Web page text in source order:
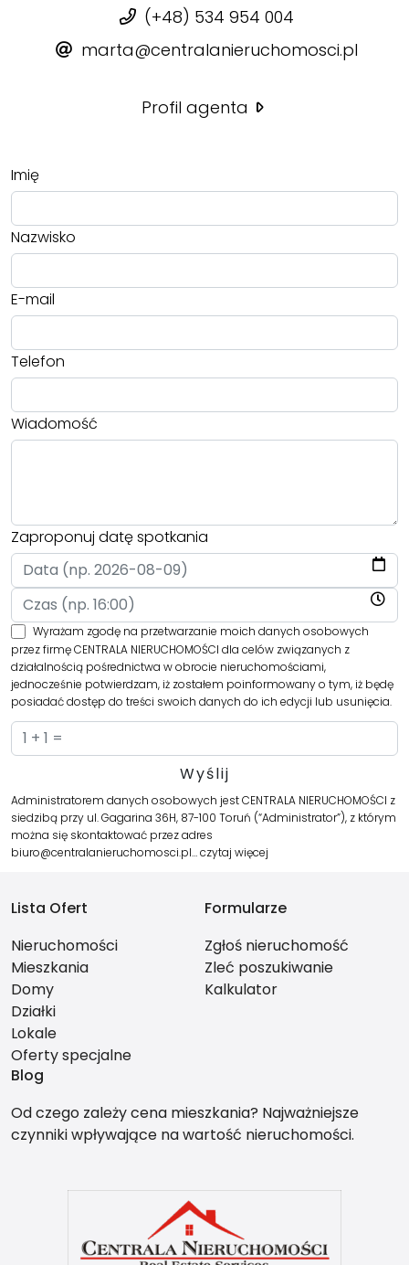
(+48) 534 954 004
marta@centralanieruchomosci.pl
Profil agenta
Imię
Nazwisko
E-mail
Telefon
Wiadomość
Zaproponuj datę spotkania
Wyrażam zgodę na przetwarzanie moich danych osobowych
przez firmę CENTRALA NIERUCHOMOŚCI dla celów związanych z
działalnością pośrednictwa w obrocie nieruchomościami,
jednocześnie potwierdzam, iż zostałem poinformowany o tym, iż będę
posiadać dostęp do treści swoich danych do ich edycji lub usunięcia.
Administratorem danych osobowych jest CENTRALA NIERUCHOMOŚCI z
siedzibą przy ul. Gagarina 36H, 87-100 Toruń (“Administrator”), z którym
można się skontaktować przez adres
biuro@centralanieruchomosci.pl…czytaj więcej
Lista Ofert
Nieruchomości
Mieszkania
Domy
Działki
Lokale
Oferty specjalne
Formularze
Zgłoś nieruchomość
Zleć poszukiwanie
Kalkulator
Blog
Od czego zależy cena mieszkania? Najważniejsze
czynniki wpływające na wartość nieruchomości.